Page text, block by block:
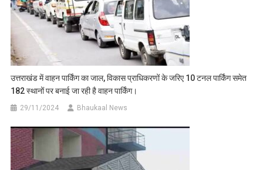
उत्तराखंड में वाहन पार्किंग का जाल, विकास प्राधिकरणों के जरिए 10 टनल पार्किंग समेत
182 स्थानों पर बनाई जा रही है वाहन पार्किंग।
29/11/2024 Bhaukaal News